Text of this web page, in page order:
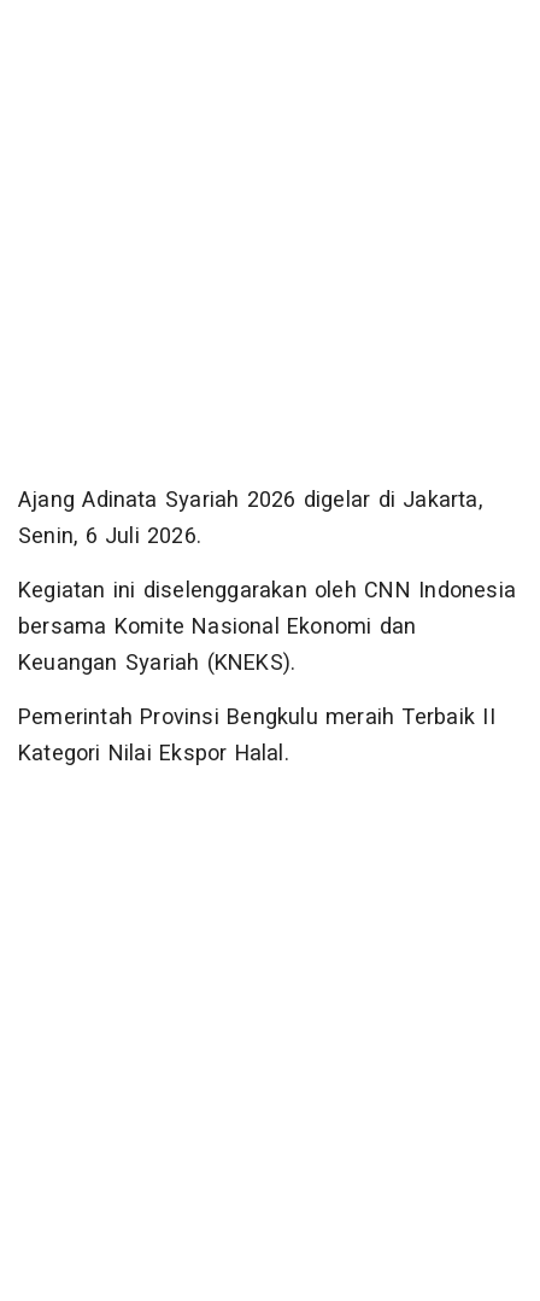
Ajang Adinata Syariah 2026 digelar di Jakarta,
Senin, 6 Juli 2026.
Kegiatan ini diselenggarakan oleh CNN Indonesia
bersama Komite Nasional Ekonomi dan
Keuangan Syariah (KNEKS).
Pemerintah Provinsi Bengkulu meraih Terbaik II
Kategori Nilai Ekspor Halal.